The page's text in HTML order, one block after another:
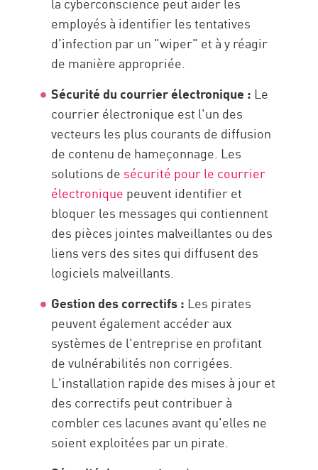
employés à identifier les tentatives
d'infection par un "wiper" et à y réagir
de manière appropriée.
Sécurité du courrier électronique : Le
courrier électronique est l'un des
vecteurs les plus courants de diffusion
de contenu de hameçonnage. Les
solutions de sécurité pour le courrier
électronique peuvent identifier et
bloquer les messages qui contiennent
des pièces jointes malveillantes ou des
liens vers des sites qui diffusent des
logiciels malveillants.
Gestion des correctifs : Les pirates
peuvent également accéder aux
systèmes de l'entreprise en profitant
de vulnérabilités non corrigées.
L'installation rapide des mises à jour et
des correctifs peut contribuer à
combler ces lacunes avant qu'elles ne
soient exploitées par un pirate.